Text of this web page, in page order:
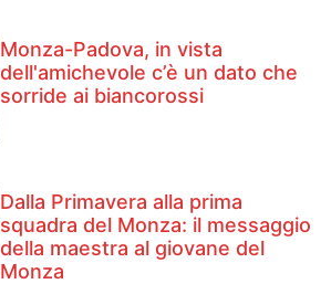
Monza-Padova, in vista
dell'amichevole c’è un dato che
sorride ai biancorossi
Dalla Primavera alla prima
squadra del Monza: il messaggio
della maestra al giovane del
Monza